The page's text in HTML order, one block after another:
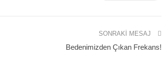
SONRAKI MESAJ
Bedenimizden Çıkan Frekans!